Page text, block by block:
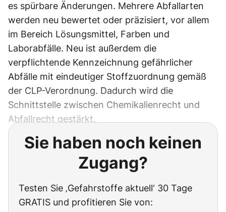
es spürbare Änderungen. Mehrere Abfallarten
werden neu bewertet oder präzisiert, vor allem
im Bereich Lösungsmittel, Farben und
Laborabfälle. Neu ist außerdem die
verpflichtende Kennzeichnung gefährlicher
Abfälle mit eindeutiger Stoffzuordnung gemäß
der CLP-Verordnung. Dadurch wird die
Schnittstelle zwischen Chemikalienrecht und
Abfallrecht gestärkt.
Sie haben noch keinen
Zugang?
Testen Sie ‚Gefahrstoffe aktuell‘ 30 Tage
GRATIS und profitieren Sie von: